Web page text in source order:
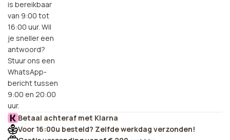
is bereikbaar
van 9:00 tot
16:00 uur. Wil
je sneller een
antwoord?
Stuur ons een
WhatsApp-
bericht tussen
9:00 en 20:00
uur.
Betaal achteraf met Klarna
Voor 16:00u besteld? Zelfde werkdag verzonden!